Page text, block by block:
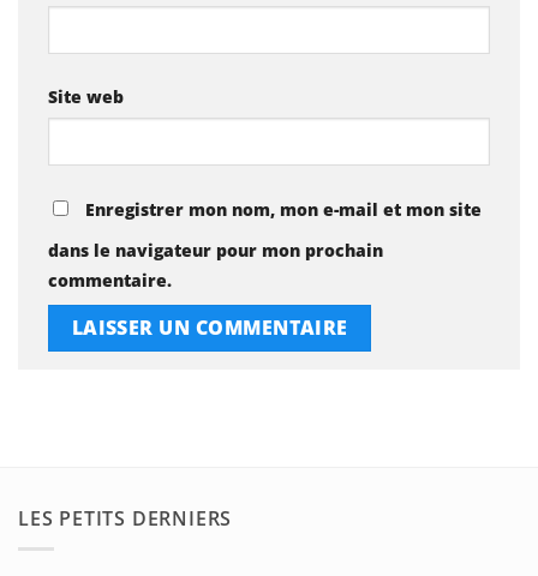
Site web
Enregistrer mon nom, mon e-mail et mon site
dans le navigateur pour mon prochain
commentaire.
LES PETITS DERNIERS